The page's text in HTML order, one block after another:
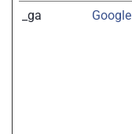
_ga
Google